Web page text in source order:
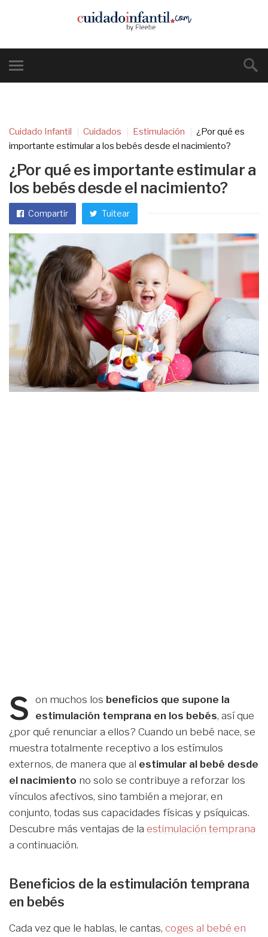
Cuidado Infantil Cuidados Estimulación
¿Por qué es
importante estimular a los bebés desde el nacimiento?
¿Por qué es importante estimular a
los bebés desde el nacimiento?
Compartir Tuitear
S on muchos los beneficios que supone la
estimulación temprana en los bebés, así que
¿por qué renunciar a ellos? Cuando un bebé nace, se
muestra totalmente receptivo a los estímulos
externos, de manera que al estimular al bebé desde
el nacimiento no solo se contribuye a reforzar los
vínculos afectivos, sino también a mejorar, en
conjunto, todas sus capacidades físicas y psíquicas.
Descubre más ventajas de la estimulación temprana
a continuación.
Beneficios de la estimulación temprana
en bebés
Cada vez que le hablas, le cantas, coges al bebé en